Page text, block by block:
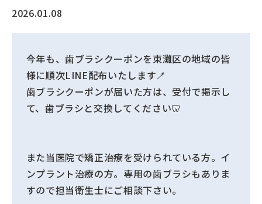
2026.01.08
今年も、歯ブラシクーポンを東灘区の地域の皆
様に順次LINE配布いたします🪥
歯ブラシクーポンが届いた方は、受付で掲示し
て、歯ブラシと交換してください🦷
また当医院で矯正治療を受けられている方。イ
ンプラント治療の方。専用の歯ブラシもありま
すので担当衛生士にご相談下さい。